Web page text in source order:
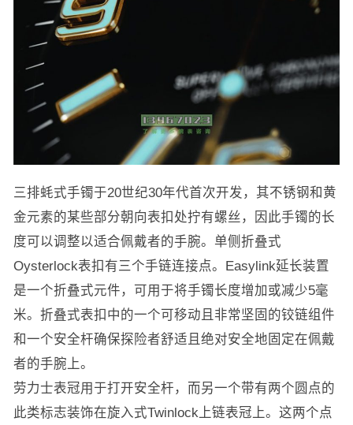
三排蚝式手镯于20世纪30年代首次开发，其不锈钢和黄
金元素的某些部分朝向表扣处拧有螺丝，因此手镯的长
度可以调整以适合佩戴者的手腕。单侧折叠式
Oysterlock表扣有三个手链连接点。Easylink延长装置
是一个折叠式元件，可用于将手镯长度增加或减少5毫
米。折叠式表扣中的一个可移动且非常坚固的铰链组件
和一个安全杆确保探险者舒适且绝对安全地固定在佩戴
者的手腕上。
劳力士表冠用于打开安全杆，而另一个带有两个圆点的
此类标志装饰在旋入式Twinlock上链表冠上。这两个点